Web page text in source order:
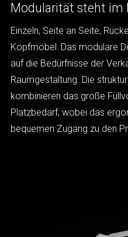
Modularität steht im
Einzeln, Seite an Seite,
Kopfmöbel: Das modulare
auf die Bedürfnisse der
Raumgestaltung. Die
kombinieren das große
Platzbedarf, wobei das
bequemen Zugang zu den